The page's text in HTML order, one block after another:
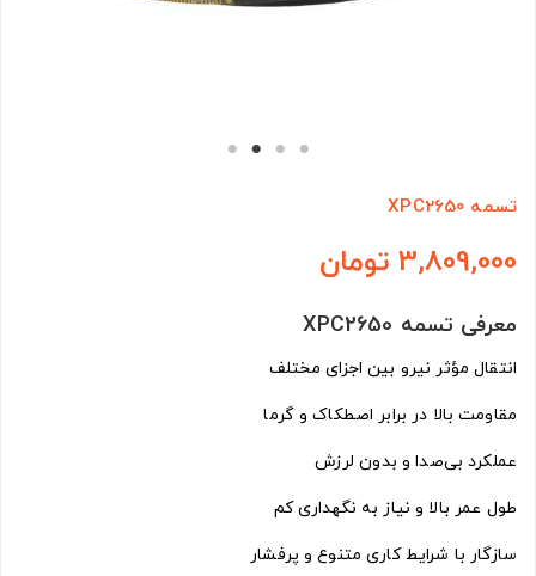
تسمه XPC2650
3,809,000 تومان
معرفی تسمه XPC2650
انتقال مؤثر نیرو بین اجزای مختلف
مقاومت بالا در برابر اصطکاک و گرما
عملکرد بی‌صدا و بدون لرزش
طول عمر بالا و نیاز به نگهداری کم
سازگار با شرایط کاری متنوع و پرفشار